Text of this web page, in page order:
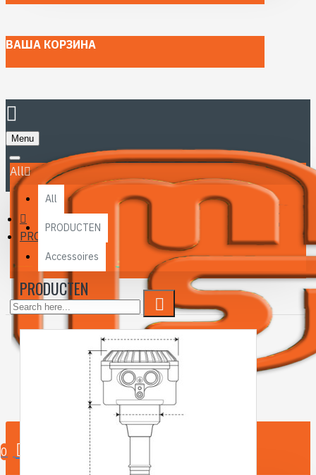
ВАША КОРЗИНА
Menu
0 product(en)
0
All
All
PRODUCTEN
Accessoires
PRODUCTEN
PRODUCTEN